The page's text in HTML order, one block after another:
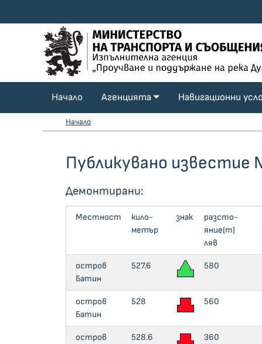
Начало Агенцията Навигационни
Начало
Публикувано известие
Демонтирани:
Местност
кило­
метър
знак
раз­сто­
яние(m)
ляв
остров
Батин
527.6 580
остров
Батин
528 560
остров
528.6 360